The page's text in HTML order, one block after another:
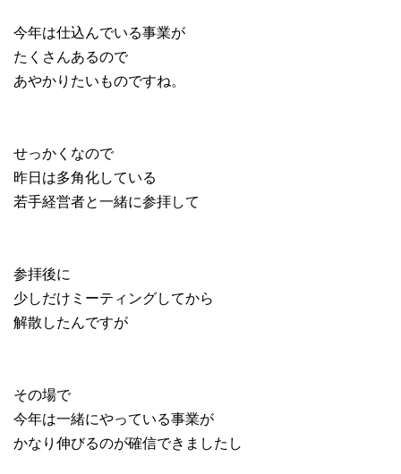
今年は仕込んでいる事業が
たくさんあるので
あやかりたいものですね。
せっかくなので
昨日は多角化している
若手経営者と一緒に参拝して
参拝後に
少しだけミーティングしてから
解散したんですが
その場で
今年は一緒にやっている事業が
かなり伸びるのが確信できましたし